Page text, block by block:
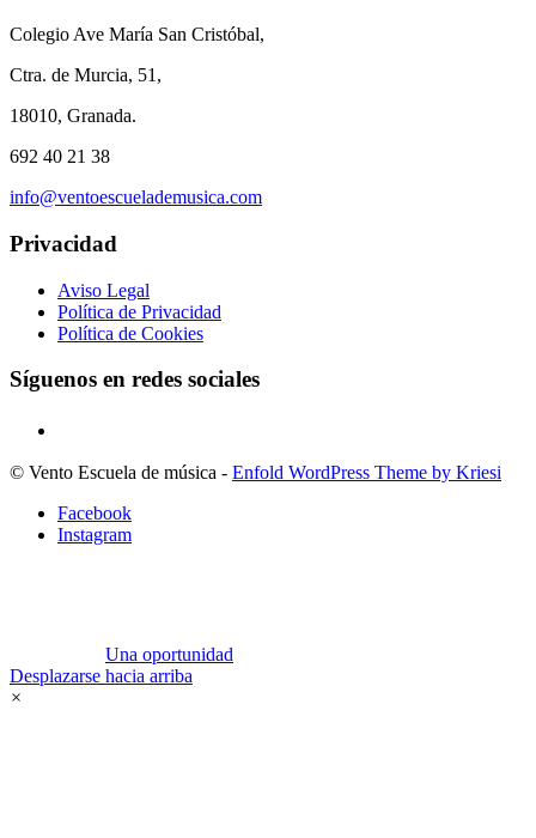
Colegio Ave María San Cristóbal,
Ctra. de Murcia, 51,
18010, Granada.
692 40 21 38
info@ventoescuelademusica.com
Privacidad
Aviso Legal
Política de Privacidad
Política de Cookies
Síguenos en redes sociales
© Vento Escuela de música - Enfold WordPress Theme by Kriesi
Facebook
Instagram
Una oportunidad
Desplazarse hacia arriba
×